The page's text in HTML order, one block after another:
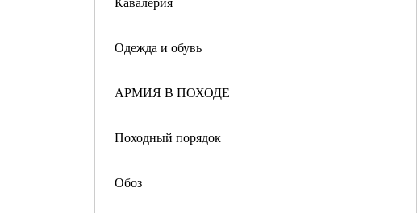
Одежда и обувь
АРМИЯ В ПОХОДЕ
Походный порядок
Обоз